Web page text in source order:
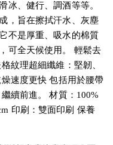
冰、健行、調酒等等。
，旨在擦拭汗水、灰塵
不是厚重、吸水的棉質
可全天候使用。 輕鬆去
紋理超細纖維：堅韌、
速度更快 包括用於腰帶
續前進。 材質：100%
印刷：雙面印刷 保養